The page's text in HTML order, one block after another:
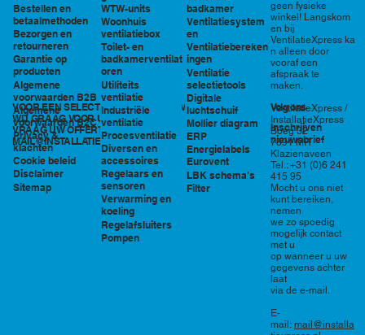
Bestellen en
betaalmethoden
Bezorgen en
retourneren
Garantie op
producten
Algemene
voorwaarden B2B
Algemene
voorwaarden B2C
Privacy &
klachten
Cookie beleid
Disclaimer
Sitemap
VOOR EEN SELECTIE EN PRIJSOPGAVE STAAN
WIJ GRAAG VOOR U KLAAR!
VRAAG UW OFFERTE AAN VIA
MAIL@INSTALLATIEXPRESS.NL
WTW-units
Woonhuis
ventilatiebox
Toilet- en
badkamerventilat
oren
Utiliteits
ventilatie
Industriële
ventilatie
Procesventilatie
Diversen en
accessoires
Regelaars en
sensoren
Verwarming en
koeling
Regelafsluiters
Pompen
badkamer
Ventilatiesystem
en
Ventilatiebereken
ingen
Ventilatie
selectietools
Digitale
luchtschuif
Mollier diagram
ERP
Energielabels
Eurovent
LBK schema's
Filter
geen fysieke
winkel! Langskom
en bij
VentilatieXpress ka
n alleen door
vooraf een
afspraak te
maken.
VentilatieXpress /
InstallatieXpress
Boeg 32
7891 MR
Klazienaveen
Tel.: +31 (0)6 241
415 95
Mocht u ons niet
kunt bereiken,
nemen
we zo spoedig
mogelijk contact
met u
op wanneer u uw
gegevens achter
laat
via de e-mail.
E-
mail: mail@installa
Volg ons
Inschrijven
nieuwsbrief